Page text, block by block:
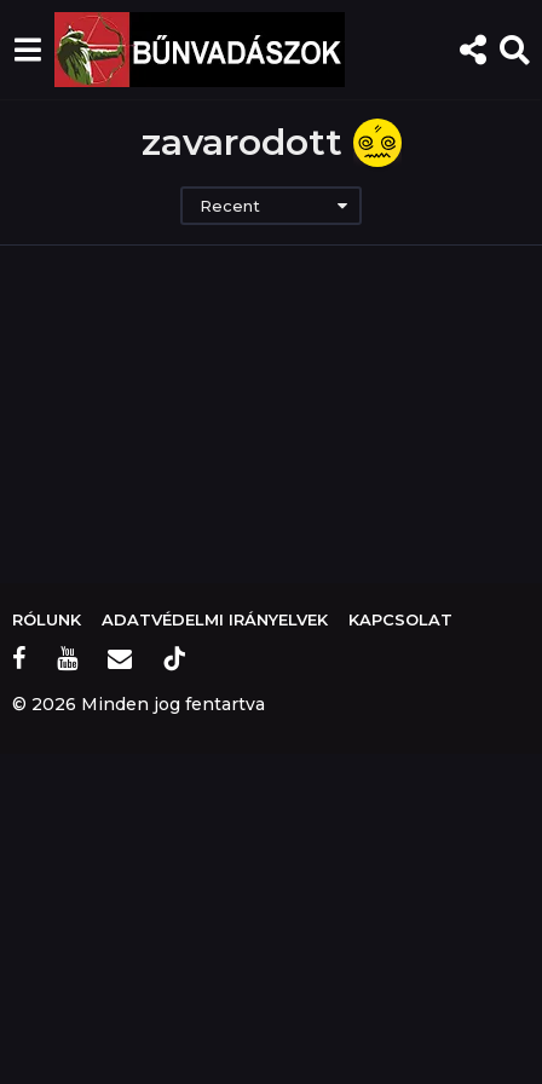
zavarodott
Recent
RÓLUNK ADATVÉDELMI IRÁNYELVEK KAPCSOLAT
© 2026 Minden jog fentartva